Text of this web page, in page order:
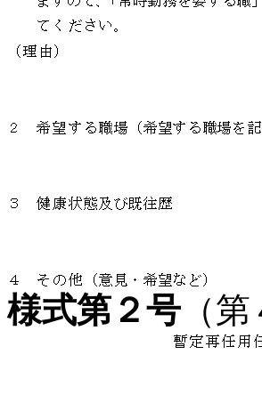
様式第２号（第